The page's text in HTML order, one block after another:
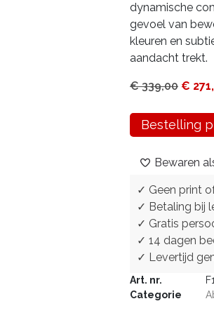
dynamische
gevoel van
kleuren en
aandacht trekt.
€339,00 €
Bestelling
Bewaren
✓ Geen print
✓ Betaling bij
✓ Gratis
✓ 14 dagen
✓ Levertijd
Art. nr.
Categorie